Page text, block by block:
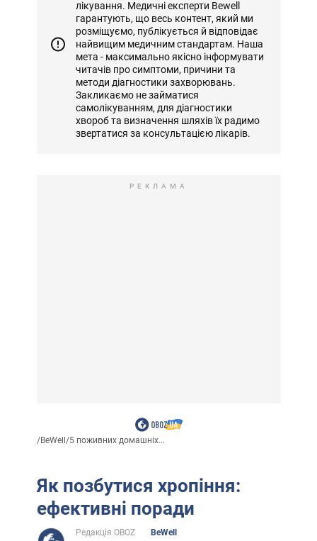
лікування. Медичні експерти Bewell
гарантують, що весь контент, який ми
розміщуємо, публікується й відповідає
найвищим медичним стандартам. Наша
мета - максимально якісно інформувати
читачів про симптоми, причини та
методи діагностики захворювань.
Закликаємо не займатися
самолікуванням, для діагностики
хвороб та визначення шляхів їх радимо
звертатися за консультацією лікарів.
РЕКЛАМА
/BeWell /5 поживних домашніх...
Як позбутися хропіння:
ефективні поради
Редакція OBOZ
BeWell